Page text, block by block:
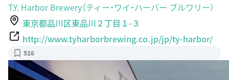
T.Y. Harbor Brewery（ティー・ワイ・ハーバー ブルワリー）
東京都品川区東品川２丁目１-３
http://www.tyharborbrewing.co.jp/jp/ty-harbor/
516